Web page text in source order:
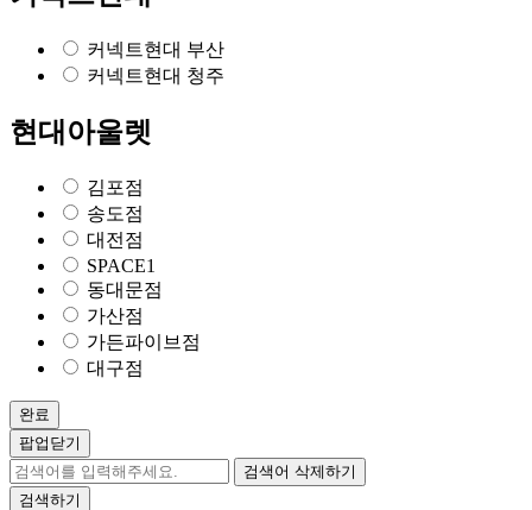
커넥트현대 부산
커넥트현대 청주
현대아울렛
김포점
송도점
대전점
SPACE1
동대문점
가산점
가든파이브점
대구점
완료
팝업닫기
검색어 삭제하기
검색하기